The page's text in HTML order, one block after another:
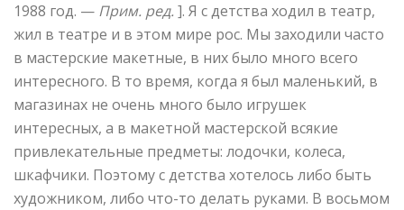
1988 год. — Прим. ред. ]. Я с детства ходил в театр,
жил в театре и в этом мире рос. Мы заходили часто
в мастерские макетные, в них было много всего
интересного. В то время, когда я был маленький, в
магазинах не очень много было игрушек
интересных, а в макетной мастерской всякие
привлекательные предметы: лодочки, колеса,
шкафчики. Поэтому с детства хотелось либо быть
художником, либо что-то делать руками. В восьмом